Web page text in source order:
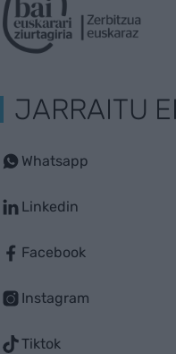
JARRAITU
Whatsapp
Linkedin
Facebook
Instagram
Tiktok